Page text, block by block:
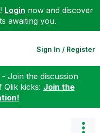
Login now and discover
awaiting you.
Sign In / Register
Join the discussion
Qlik kicks: Join the